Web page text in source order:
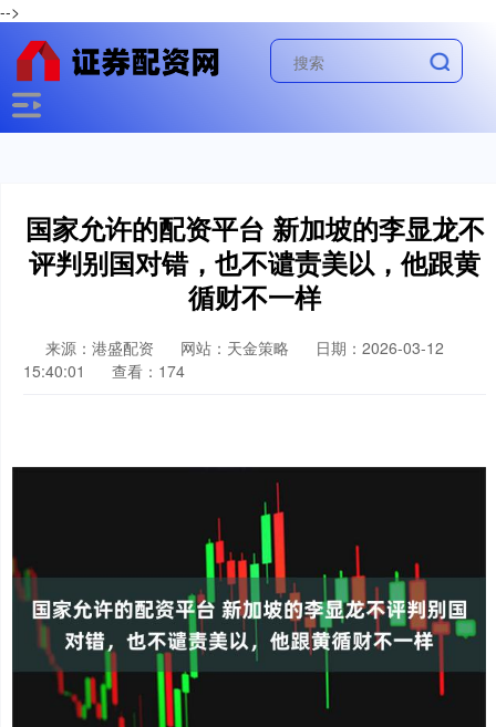
-->
国家允许的配资平台 新加坡的李显龙不
评判别国对错，也不谴责美以，他跟黄
循财不一样
来源：港盛配资 网站：天金策略
日期：2026-03-12
15:40:01
查看：174